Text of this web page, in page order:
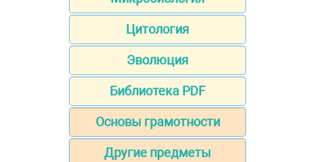
Цитология
Эволюция
Библиотека PDF
Основы грамотности
Другие предметы